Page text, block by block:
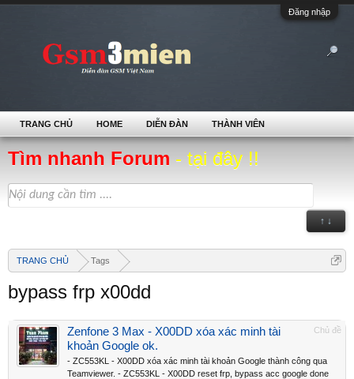
Đăng nhập
Tìm nhanh Forum - tại đây !!
↑ ↓
TRANG CHỦ Tags
bypass frp x00dd
Chủ đề
Zenfone 3 Max - X00DD xóa xác minh tài
khoản Google ok.
- ZC553KL - X00DD xóa xác minh tài khoản Google thành công qua
Teamviewer. - ZC553KL - X00DD reset frp, bypass acc google done
TRANG CHỦ HOME DIỄN ĐÀN THÀNH VIÊN